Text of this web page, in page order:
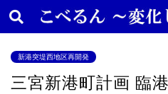
新港突堤西地区再開発
三宮新港町計画 臨